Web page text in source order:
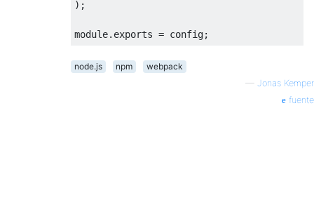
);
module. exports = config;
node.js npm
webpack
— Jonas Kemper
fuente